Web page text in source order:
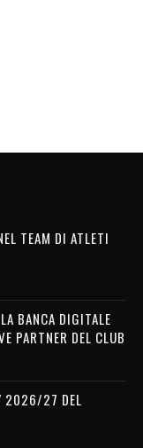
TEAM DI ATLETI
BANCA DIGITALE
PARTNER DEL CLUB
2026/27 DEL